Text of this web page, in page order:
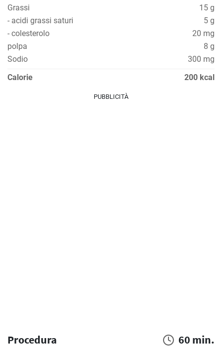
Grassi
15 g
- acidi grassi saturi
5 g
- colesterolo
20 mg
polpa
8 g
Sodio
300 mg
Calorie
200 kcal
PUBBLICITÀ
Procedura 60 min.